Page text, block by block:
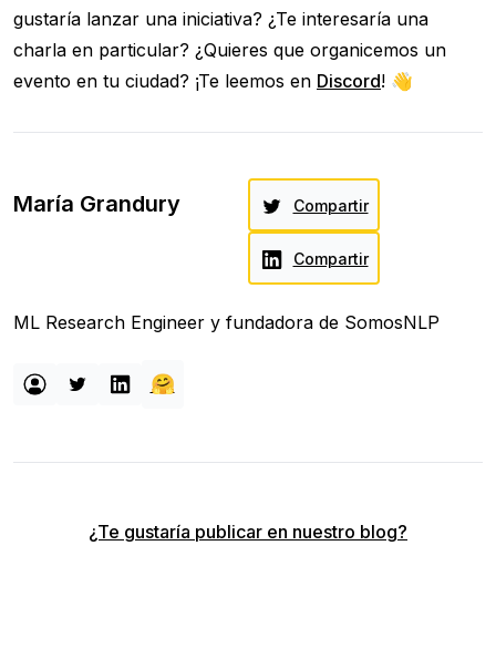
gustaría lanzar una iniciativa? ¿Te interesaría una
charla en particular? ¿Quieres que organicemos un
evento en tu ciudad? ¡Te leemos en Discord! 👋
María Grandury Compartir
Compartir
ML Research Engineer y fundadora de SomosNLP
🤗
¿Te gustaría publicar en nuestro blog?